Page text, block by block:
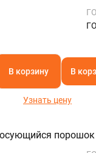
В корзину В
Узнать цену
порошок